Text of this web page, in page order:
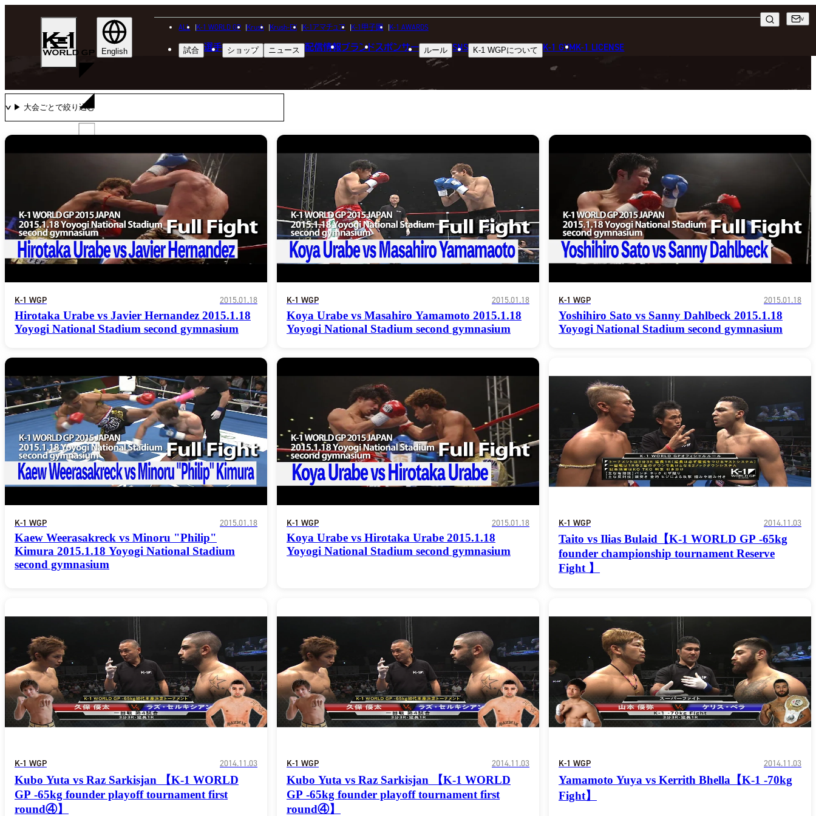
K-
1
WGP
English
ALL K-1 WORLD GP Krush Krush-EX K-1アマチュア K-1甲子園 K-1 AWARDS
試合 選手 ショップ ニュース 配信情報ブランドスポンサー ルール SNS K-1 WGPについて K-1 GYMK-1 LICENSE
Krush
Krush-EX
K-1
K-1甲子園・カレッジ
（グッ
ー）
ギャラリー（動画）
K-1
GYM
（K-1ジ
ム）
K-
1.CLUB
（ファンクラ
ブ）
Instagram(JP)
TikTok(JP)
LINE(JP)
Podcast(EN)
weibo(CH)
Official site(EN)
K-1 WGPとは
■ ガールズ
K-
1
ガール
ズ
MOVIE
K-1 WGP 2015.01.18
Hirotaka Urabe vs Javier Hernandez 2015.1.18
Yoyogi National Stadium second gymnasium
K-1 WGP 2015.01.18
Koya Urabe vs Masahiro Yamamoto 2015.1.18
Yoyogi National Stadium second gymnasium
K-1 WGP 2015.01.18
Yoshihiro Sato vs Sanny Dahlbeck 2015.1.18
Yoyogi National Stadium second gymnasium
K-1 WGP 2015.01.18
Kaew Weerasakreck vs Minoru "Philip"
Kimura 2015.1.18 Yoyogi National Stadium
second gymnasium
K-1 WGP 2015.01.18
Koya Urabe vs Hirotaka Urabe 2015.1.18
Yoyogi National Stadium second gymnasium
K-1 WGP 2014.11.03
Taito vs Ilias Bulaid【K-1 WORLD GP -65kg
founder championship tournament Reserve
Fight 】
K-1 WGP 2014.11.03
Kubo Yuta vs Raz Sarkisjan 【K-1 WORLD
GP -65kg founder playoff tournament first
round④】
K-1 WGP 2014.11.03
Kubo Yuta vs Raz Sarkisjan 【K-1 WORLD
GP -65kg founder playoff tournament first
round④】
K-1 WGP 2014.11.03
Yamamoto Yuya vs Kerrith Bhella【K-1 -70kg
Fight】